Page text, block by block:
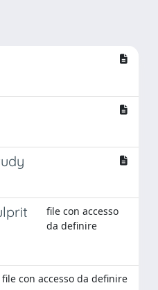
file con accesso
da definire
file con accesso da definire